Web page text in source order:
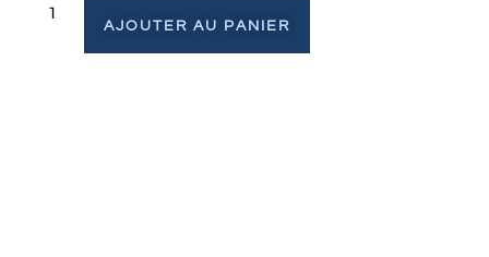
AJOUTER AU PANIER